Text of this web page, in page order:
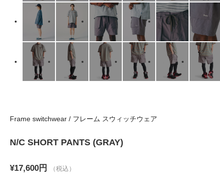
Frame switchwear / フレーム スウィッチウェア
N/C SHORT PANTS (GRAY)
¥17,600円 （税込）